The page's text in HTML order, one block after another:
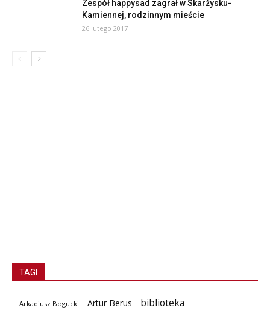
Zespół happysad zagrał w Skarżysku-
Kamiennej, rodzinnym mieście
26 lutego 2017
TAGI
Arkadiusz Bogucki Artur Berus
biblioteka